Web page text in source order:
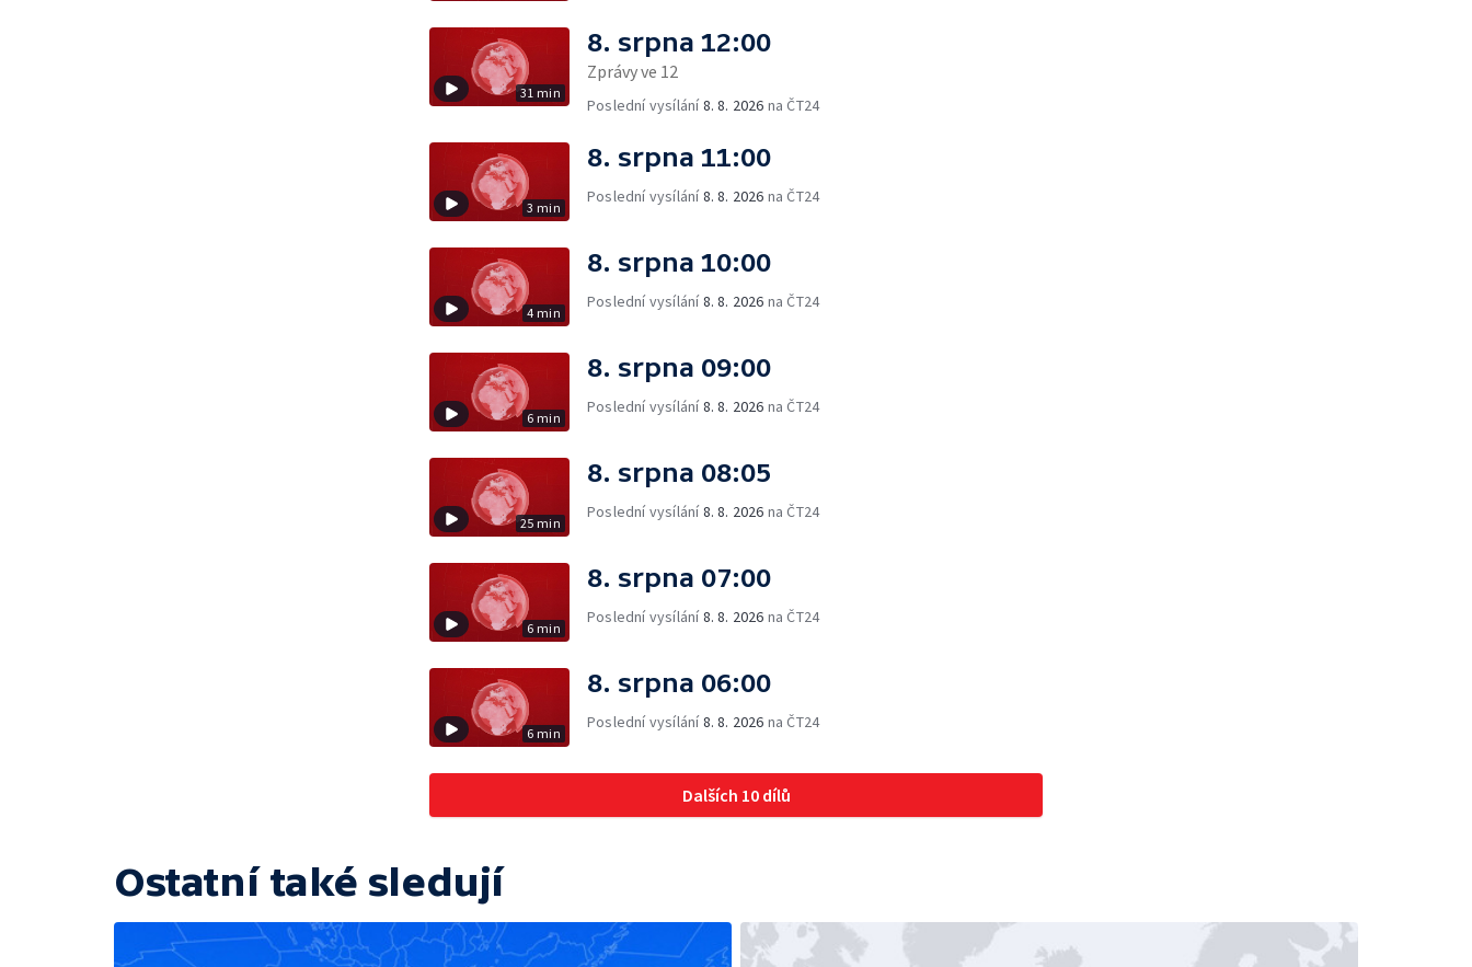
31 min
8. srpna 12:00
Zprávy ve 12
Poslední vysílání8. 8. 2026 na ČT24
3 min
8. srpna 11:00
Poslední vysílání8. 8. 2026 na ČT24
4 min
8. srpna 10:00
Poslední vysílání8. 8. 2026 na ČT24
6 min
8. srpna 09:00
Poslední vysílání8. 8. 2026 na ČT24
25 min
8. srpna 08:05
Poslední vysílání8. 8. 2026 na ČT24
6 min
8. srpna 07:00
Poslední vysílání8. 8. 2026 na ČT24
6 min
8. srpna 06:00
Poslední vysílání8. 8. 2026 na ČT24
Dalších 10 dílů
Ostatní také sledují